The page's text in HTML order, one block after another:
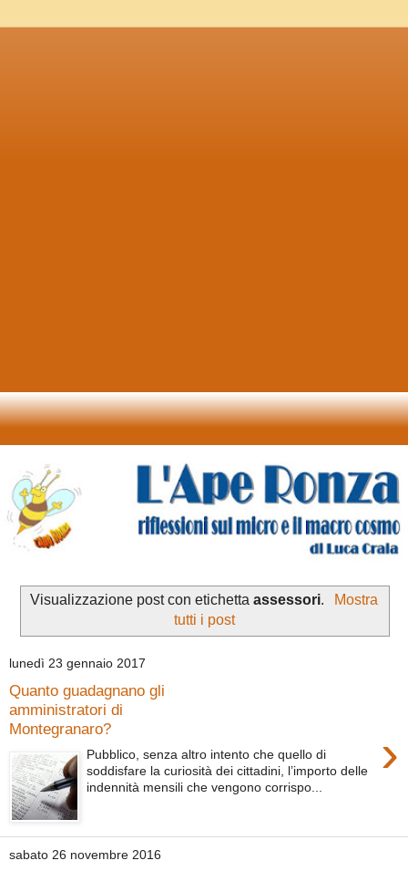
Visualizzazione post con etichettaassessori.
Mostra
tutti i post
lunedì 23 gennaio 2017
Quanto guadagnano gli
amministratori di
Montegranaro?
›
Pubblico, senza altro intento che quello di
soddisfare la curiosità dei cittadini, l’importo delle
indennità mensili che vengono corrispo...
sabato 26 novembre 2016